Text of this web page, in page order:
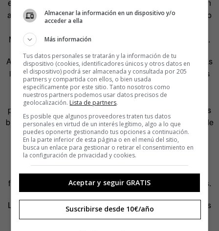
enfocado a objetivos, puedes estudiar cosas que no tienen
aplicación inmediata y puedes pasarte una temporada y no
Martínez. “En el banco se buscan aplicación y resultados”.
Así, el mundo de las finanzas se ha visto colonizado por las
integrales, las derivadas, el cálculo de probabilidades, las
ecuaciones más complejas y otra fauna matemática.
Además, resulta extremadamente importante la
programación informática. Los estudios sobre movimientos
brownianos (el movimiento aleatorio que tiene una grano de
polen en el seno de un fluido que, además, demuestra la
existencia de moléculas), que fueron sistematizados por
Albert Einstein, han sido utilizados posteriormente en
fluctuaciones de las divisas, de los tipos y de las acciones.
Los quants son frecuentemente señalados como culpables
por varias cosas. Por ejemplo, hay quien ve mal que un
Almacenar la información en un dispositivo y/o
acceder a ella
Más información
Tus datos personales se tratarán y la información de tu
dispositivo (cookies, identificadores únicos y otros datos en
el dispositivo) podrá ser almacenada y consultada por 205
partners y compartida con ellos, o bien usada
específicamente por este sitio. Tanto nosotros como
nuestros partners podemos usar datos precisos de
geolocalización. Lista de partners.
Es posible que algunos proveedores traten tus datos
personales en virtud de un interés legítimo, algo a lo que
puedes oponerte gestionando tus opciones a continuación.
En la parte inferior de esta página o en el menú del sitio,
busca un enlace para gestionar o retirar el consentimiento en
la configuración de privacidad y cookies.
Aceptar y seguir GRATIS
Suscribirse desde 10€/año